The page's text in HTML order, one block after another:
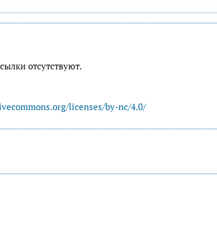
отсутствуют.
licenses/by-nc/4.0/